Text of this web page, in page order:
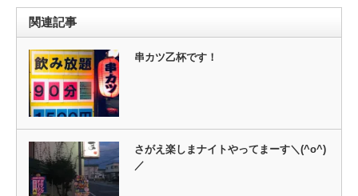
ド
ウ
で
開
き
ま
す)
さ
し
い
ウ
ィ
ン
ド
ウ
で
開
ま
す)
関連記事
串カツ乙杯です！
さがえ楽しまナイトやってまーす＼(^o^)
／